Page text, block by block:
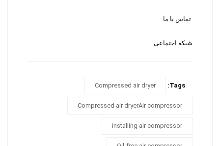
تماس با ما
شبکه اجتماعی
Tags:
Compressed air dryer
Compressed air dryerAir compressor
installing air compressor